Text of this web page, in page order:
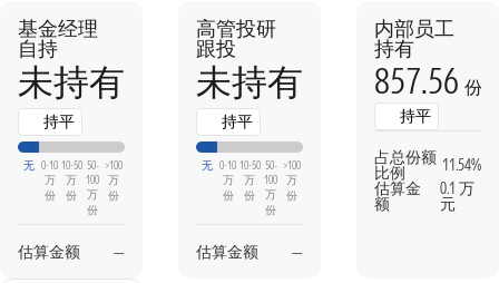
基金经理
自持
未持有
持平
无 0-10
万
份
10-50
万
份
50-
100
万
份
>100
万
份
估算金额 —
高管投研
跟投
未持有
持平
无 0-10
万
份
10-50
万
份
50-
100
万
份
>100
万
份
估算金额 —
内部员工
持有
857.56 份
持平
占总份额
比例
11.54%
估算金
额
0.1 万
元